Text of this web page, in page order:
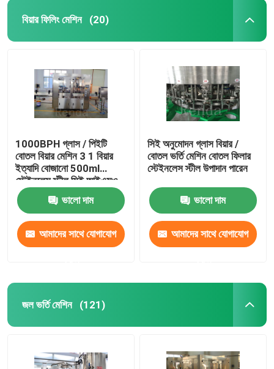
বিয়ার ফিলিং মেশিন (20)
1000BPH গ্লাস / পিইটি
বোতল বিয়ার মেশিন 3 1 বিয়ার
ইত্যাদি বোজানো 500ml
স্টেইনলেস স্টীল সিই আইএসও
ইন
ভালো দাম
আমাদের সাথে যোগাযোগ
সিই অনুমোদন গ্লাস বিয়ার /
বোতল ভর্তি মেশিন বোতল ফিলার
স্টেইনলেস স্টীল উপাদান পারেন
ভালো দাম
আমাদের সাথে যোগাযোগ
জল ভর্তি মেশিন (121)